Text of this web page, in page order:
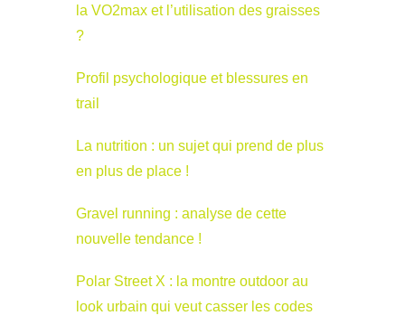
la VO2max et l’utilisation des graisses
?
Profil psychologique et blessures en
trail
La nutrition : un sujet qui prend de plus
en plus de place !
Gravel running : analyse de cette
nouvelle tendance !
Polar Street X : la montre outdoor au
look urbain qui veut casser les codes